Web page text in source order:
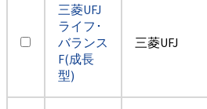
三菱UFJ
ライフ･
バランス
F(成長
型)
三菱UFJ